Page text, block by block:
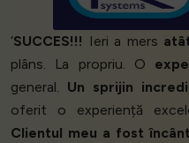
‘SUCCES!!! Ieri a mers
plâns. La propriu. O
general. Un sprijin
oferit o experiență
Clientul meu a fost